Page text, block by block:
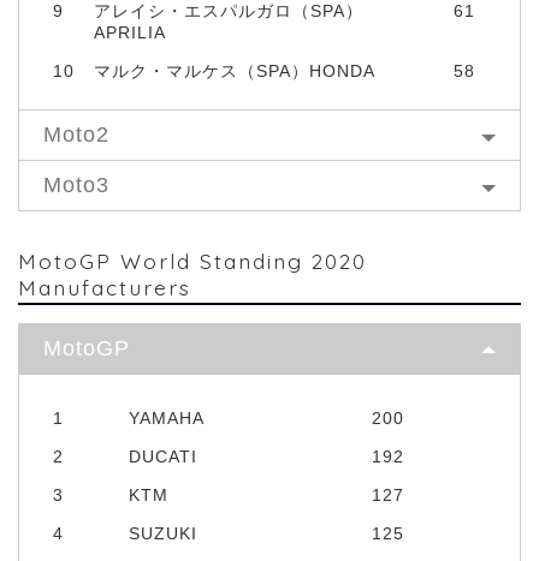
9
アレイシ・エスパルガロ（SPA）
APRILIA
61
10 マルク・マルケス（SPA）HONDA 58
Moto2
Moto3
MotoGP World Standing 2020
Manufacturers
MotoGP
1 YAMAHA
200
2
DUCATI
192
3
KTM
127
4
SUZUKI
125